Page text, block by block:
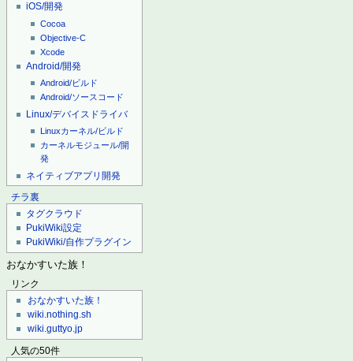
iOS/開発
Cocoa
Objective-C
Xcode
Android/開発
Android/ビルド
Android/ソースコード
Linux/デバイスドライバ
Linuxカーネル/ビルド
カーネルモジュール/開
発
ネイティブアプリ開発
チラ裏
タグクラウド
PukiWiki設定
PukiWiki/自作プラグイン
おなかすいた族！
リンク
おなかすいた族！
wiki.nothing.sh
wiki.guttyo.jp
人気の50件